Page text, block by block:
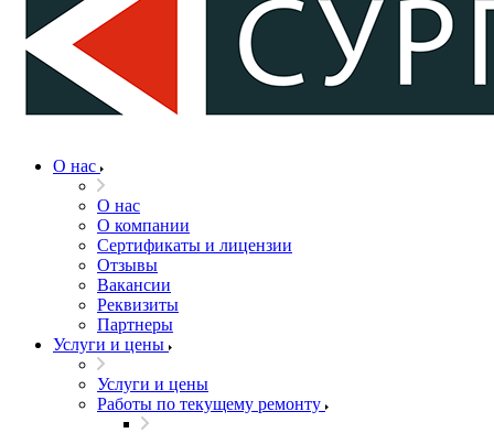
О нас
О нас
О компании
Сертификаты и лицензии
Отзывы
Вакансии
Реквизиты
Партнеры
Услуги и цены
Услуги и цены
Работы по текущему ремонту